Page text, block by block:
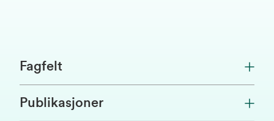
Fagfelt
Publikasjoner